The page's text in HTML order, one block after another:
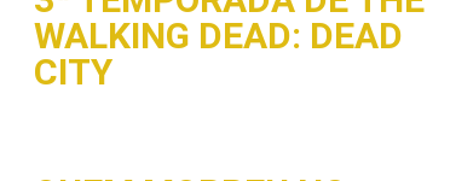
WALKING DEAD: DEAD
CITY